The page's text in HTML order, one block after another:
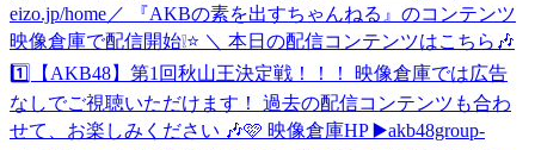
eizo.jp/home／ 『AKBの素を出すちゃんねる』のコンテンツ
映像倉庫で配信開始❕⭐️ ＼ 本日の配信コンテンツはこちら🎶
1️⃣【AKB48】第1回秋山王決定戦！！！ 映像倉庫では広告
なしでご視聴いただけます！ 過去の配信コンテンツも合わ
せて、お楽しみください 🎶🩷 映像倉庫HP ▶️akb48group-